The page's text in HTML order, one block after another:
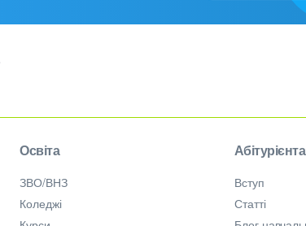
Освіта
ЗВО/ВНЗ
Коледжі
Вступ
Статті